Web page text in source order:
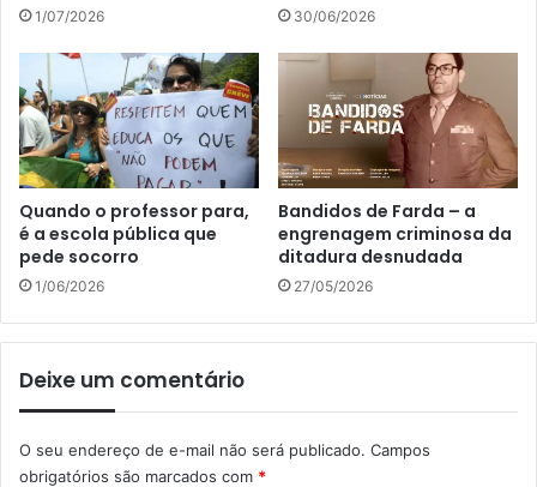
1/07/2026 30/06/2026
Quando o professor para,
é a escola pública que
pede socorro
1/06/2026
Bandidos de Farda – a
engrenagem criminosa da
ditadura desnudada
27/05/2026
Deixe um comentário
O seu endereço de e-mail não será publicado. Campos
obrigatórios são marcados com *